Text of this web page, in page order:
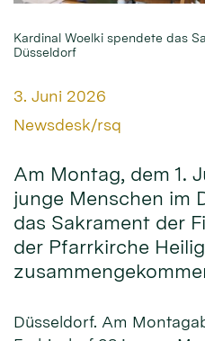
Kardinal Woelki spendete das
Düsseldorf
Datum:
3. Juni 2026
Von:
Newsdesk/rsq
Am Montag, dem 1.
junge Menschen im
das Sakrament der
der Pfarrkirche
Düsseldorf. Am